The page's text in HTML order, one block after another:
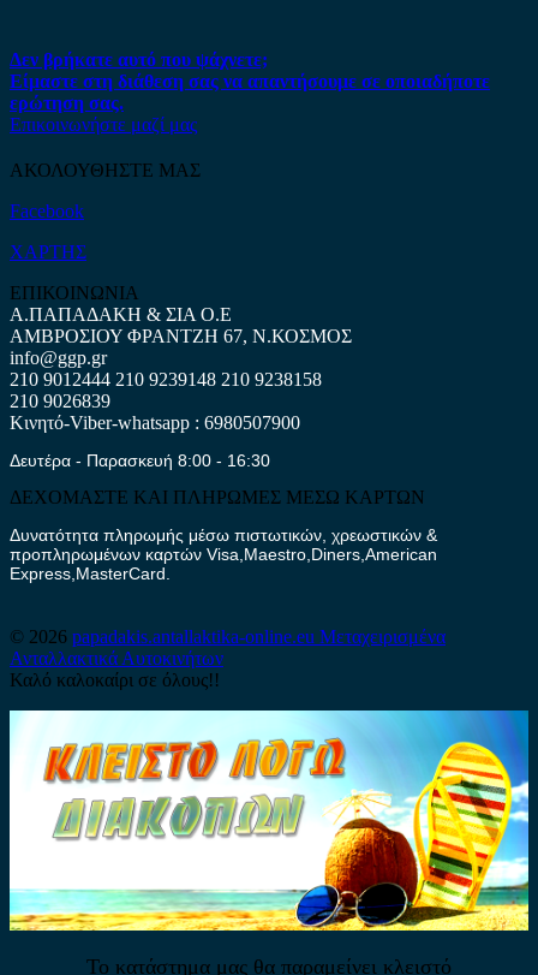
Δεν βρήκατε αυτό που ψάχνετε;
Είμαστε στη διάθεση σας να απαντήσουμε σε οποιαδήποτε
ερώτηση σας.
Επικοινωνήστε μαζί μας
ΑΚΟΛΟΥΘΗΣΤΕ ΜΑΣ
Facebook
ΧΑΡΤΗΣ
ΕΠΙΚΟΙΝΩΝΙΑ
Α.ΠΑΠΑΔΑΚΗ & ΣΙΑ Ο.Ε
ΑΜΒΡΟΣΙΟΥ ΦΡΑΝΤΖΗ 67, Ν.ΚΟΣΜΟΣ
info@ggp.gr
210 9012444 210 9239148 210 9238158
210 9026839
Κινητό-Viber-whatsapp : 6980507900
Δευτέρα - Παρασκευή 8:00 - 16:30
ΔΕΧΟΜΑΣΤΕ ΚΑΙ ΠΛΗΡΩΜΕΣ ΜΕΣΩ ΚΑΡΤΩΝ
Δυνατότητα πληρωμής μέσω πιστωτικών, χρεωστικών &
προπληρωμένων καρτών Visa,Maestro,Diners,American
Express,MasterCard.
© 2026 papadakis.antallaktika-online.eu Μεταχειρισμένα
Ανταλλακτικά Αυτοκινήτων
Καλό καλοκαίρι σε όλους!!
Το κατάστημα μας θα παραμείνει κλειστό